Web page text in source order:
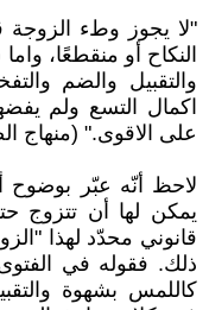
"لا يجوز وطء الزوجة
النكاح أو منقطعًا،
والتقبيل والضم
اكمال التسع ولم
على الاقوى." (منهاج
لاحظ أنّه عبّر بوضوح
يمكن لها أن تتزوج
قانوني محدّد لهذا
ذلك. فقوله في الفتوى
كاللمس بشهوة